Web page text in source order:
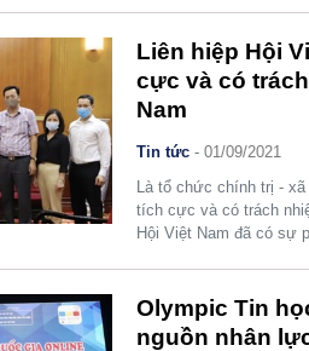
Liên hiệp Hội
cực và có
Nam
Tin tức -01/09/2021
Là tổ chức chính trị -
tích cực và có trách
Hội Việt Nam đã có sự
Olympic Tin
nguồn nhân